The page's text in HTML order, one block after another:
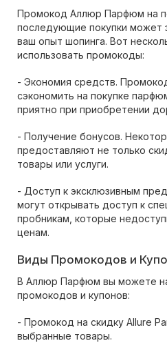
Промокод Аллюр Парфюм на
последующие покупки может
ваш опыт шопинга. Вот
использовать промокоды:
- Экономия средств.
сэкономить на покупке
приятно при приобретении
- Получение бонусов.
предоставляют не только
товары или услуги.
- Доступ к эксклюзивным
могут открывать доступ к
пробникам, которые
ценам.
Виды Промокодов и
В Аллюр Парфюм вы можете
промокодов и купонов:
- Промокод на скидку Allure
выбранные товары.